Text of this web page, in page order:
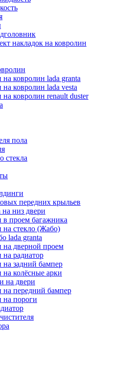
накладок на ковролин
ковролин lada granta
ковролин lada vesta
на ковролин renault duster
пола
стекла
передних крыльев
низ двери
в проем багажника
на стекло (Жабо)
lada granta
на дверной проем
на радиатор
на задний бампер
на колёсные арки
на двери
на передний бампер
на пороги